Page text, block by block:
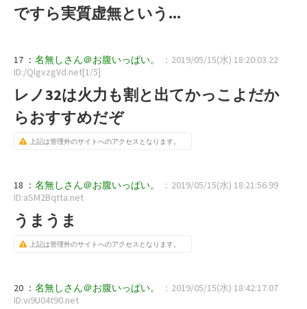
ですら実質虚無という...
17 ： 名無しさん＠お腹いっぱい。
：2019/05/15(水) 18:20:03.22
ID:/QlgvzgVd.net[1/5]
レノ32は火力も割と出てかっこよだか
らおすすめだぞ
上記は管理外のサイトへのアクセスとなります。
18 ： 名無しさん＠お腹いっぱい。
：2019/05/15(水) 18:21:56.99
ID:aSM2Bqtta.net
うまうま
上記は管理外のサイトへのアクセスとなります。
20 ： 名無しさん＠お腹いっぱい。
：2019/05/15(水) 18:42:17.07
ID:vi9U04t90.net